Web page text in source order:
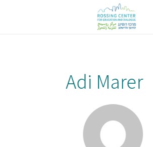
Adi Marer